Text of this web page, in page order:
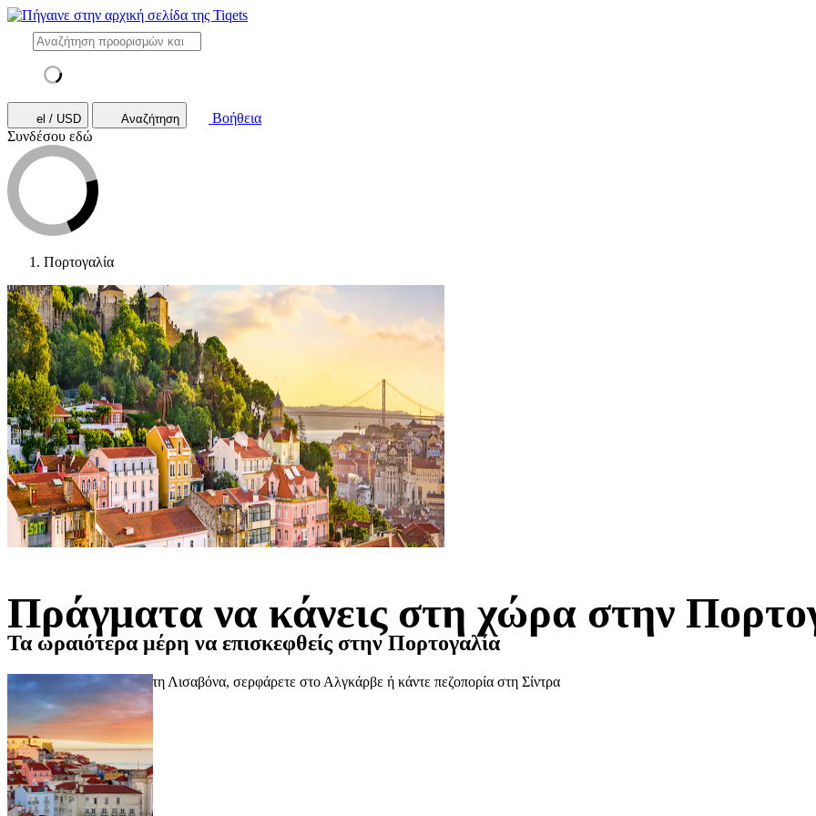
el / USD Αναζήτηση
Βοήθεια
Συνδέσου εδώ
Πορτογαλία
Πράγματα να κάνεις στη χώρα στην
Παρακολουθήστε fado στη Λισαβόνα, σερφάρετε στο Αλγκάρβε ή κάντε πεζοπορία στη Σίντρα
Τα ωραιότερα μέρη να επισκεφθείς στην Πορτογαλία